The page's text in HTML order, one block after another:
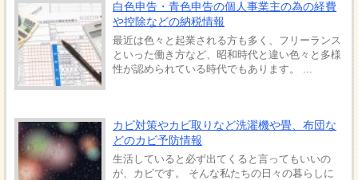
白色申告・青色申告の個人事業主の為の経費
や控除などの納税情報
最近は色々と起業される方も多く、フリーランス
といった働き方など、昭和時代と違い色々と多様
性が認められている時代でもあります。 ...
カビ対策やカビ取りなど洗濯機や畳、布団な
どのカビ予防情報
生活していると必ず出てくると言ってもいいの
が、カビです。 そんな私たちの日々の暮らしに